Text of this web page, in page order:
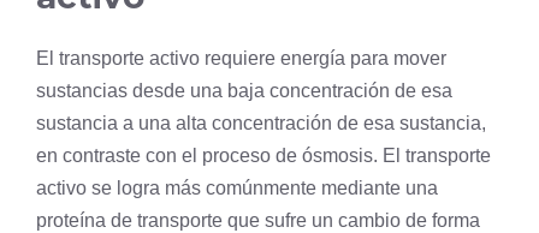
El transporte activo requiere energía para mover
sustancias desde una baja concentración de esa
sustancia a una alta concentración de esa sustancia,
en contraste con el proceso de ósmosis. El transporte
activo se logra más comúnmente mediante una
proteína de transporte que sufre un cambio de forma